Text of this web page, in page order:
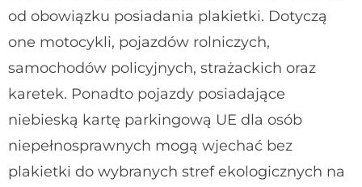
od obowiązku posiadania plakietki. Dotyczą
one motocykli, pojazdów rolniczych,
samochodów policyjnych, strażackich oraz
karetek. Ponadto pojazdy posiadające
niebieską kartę parkingową UE dla osób
niepełnosprawnych mogą wjechać bez
plakietki do wybranych stref ekologicznych na